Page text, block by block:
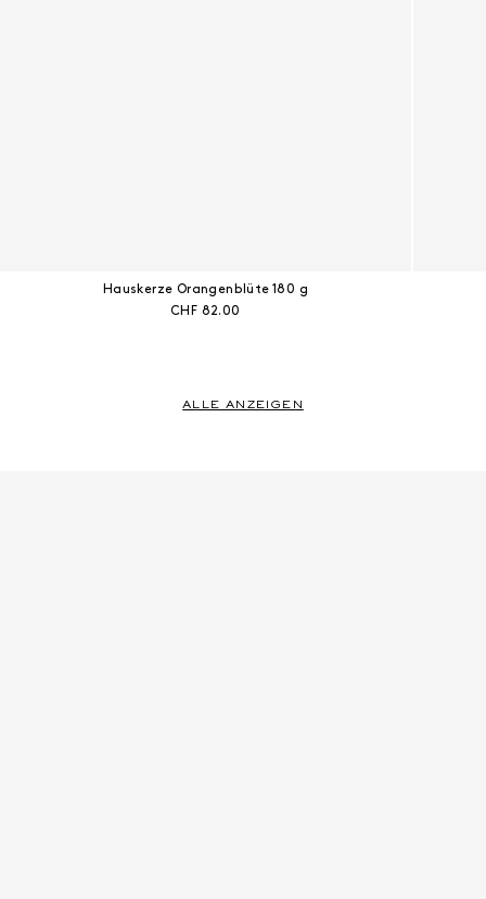
Hauskerze Orangenblüte 180 g
Aktueller Preis:
CHF 82.00
ALLE ANZEIGEN